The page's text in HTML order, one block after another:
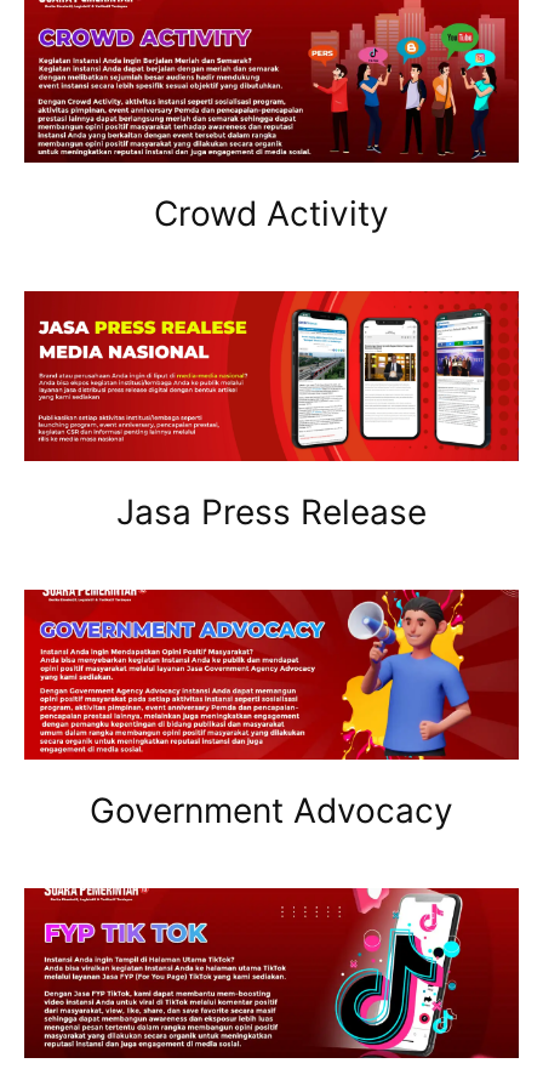
Crowd Activity
Jasa Press Release
Government Advocacy